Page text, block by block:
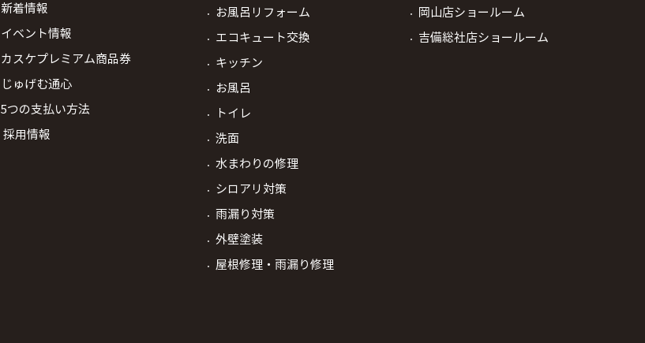
新着情報
イベント情報
カスケプレミアム商品券
じゅげむ通心
5つの支払い方法
採用情報
お風呂リフォーム
エコキュート交換
キッチン
お風呂
トイレ
洗面
水まわりの修理
シロアリ対策
雨漏り対策
外壁塗装
屋根修理・雨漏り修理
岡山店ショールーム
吉備総社店ショールーム